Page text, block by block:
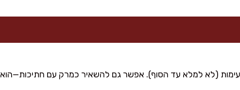
(לא למלא עד הסוף). אפשר גם להשאיר כמרק עם חתיכות—הוא